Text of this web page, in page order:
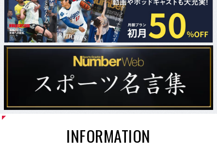
INFORMATION